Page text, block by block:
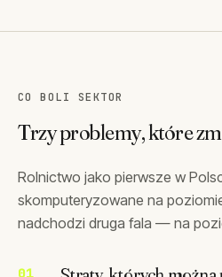
CO BOLI SEKTOR
Trzy problemy, które
Rolnictwo jako pierwsze w
skomputeryzowane na
nadchodzi druga fala — na